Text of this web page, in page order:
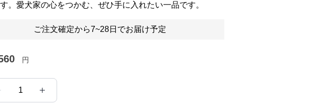
。愛犬家の心をつかむ、ぜひ手に入れたい一品です。
ご注文確定から7~28日でお届け予定
円
1